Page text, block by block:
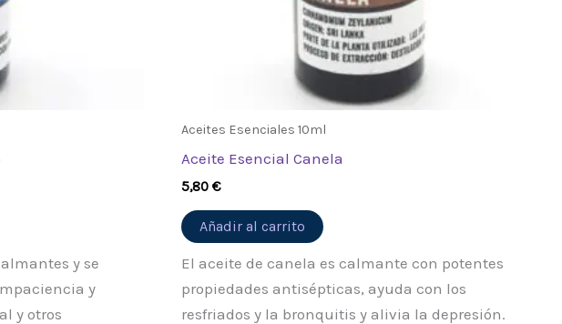
y se
y
y otros
Aceites Esenciales 10ml
Aceite Esencial Canela
5,80 €
Añadir al carrito
El aceite de canela es calmante con potentes
propiedades antisépticas, ayuda con los
resfriados y la bronquitis y alivia la depresión.